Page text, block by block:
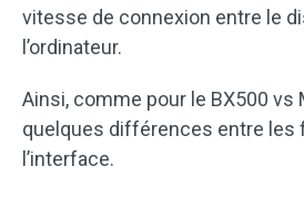
vitesse de connexion entre le
l’ordinateur.
Ainsi, comme pour le BX500 vs
quelques différences entre les
l’interface.